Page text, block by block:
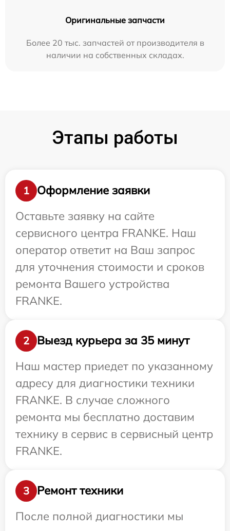
Оригинальные запчасти
Более 20 тыс. запчастей от производителя в
наличии на собственных складах.
Этапы работы
1
Оформление заявки
Оставьте заявку на сайте
сервисного центра FRANKE. Наш
оператор ответит на Ваш запрос
для уточнения стоимости и сроков
ремонта Вашего устройства
FRANKE.
2
Выезд курьера за 35 минут
Наш мастер приедет по указанному
адресу для диагностики техники
FRANKE. В случае сложного
ремонта мы бесплатно доставим
технику в сервис в сервисный центр
FRANKE.
3
Ремонт техники
После полной диагностики мы